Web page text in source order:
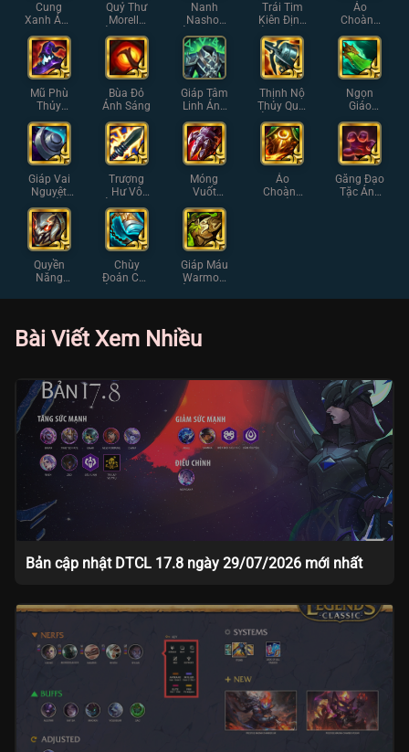
Cung
Xanh Ánh
Sáng
Quỷ Thư
Morello
Ánh Sáng
Nanh
Nashor
Ánh Sáng
Trái Tim
Kiên Định
Ánh Sáng
Áo
Choàng
Thủy
Ngân Ánh
Sáng
Mũ Phù
Thủy
Rabadon
Ánh Sáng
Bùa Đỏ
Ánh Sáng
Giáp Tâm
Linh Ánh
Sáng
Thịnh Nộ
Thủy Quái
Ánh Sáng
Ngọn
Giáo
Shojin
Ánh Sáng
Giáp Vai
Nguyệt
Thần Ánh
Sáng
Trượng
Hư Vô
Ánh Sáng
Móng
Vuốt
Sterak
Ánh Sáng
Áo
Choàng
Găng Đạo
Tặc Ánh
Quyền
Năng
Chùy
Đoản Côn
Giáp Máu
Warmog
Bài Viết Xem Nhiều
Bản cập nhật DTCL 17.8 ngày 29/07/2026 mới nhất